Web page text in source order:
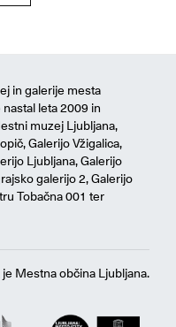
in galerije mesta
leta 2009 in
muzej Ljubljana,
Galerijo Vžigalica,
Ljubljana, Galerijo
galerijo 2, Galerijo
Tobačna 001 ter
Mestna občina Ljubljana.